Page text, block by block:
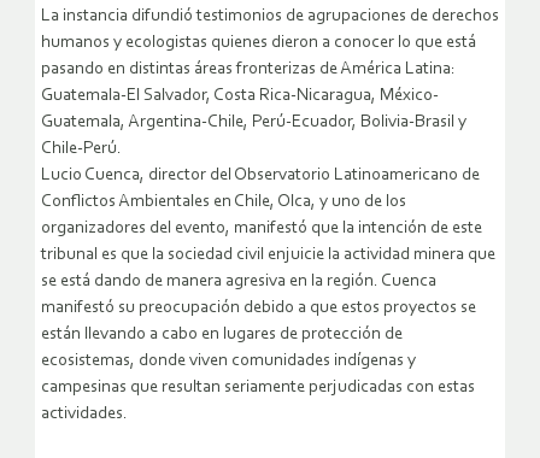
La instancia difundió testimonios de agrupaciones de derechos
humanos y ecologistas quienes dieron a conocer lo que está
pasando en distintas áreas fronterizas de América Latina:
Guatemala-El Salvador, Costa Rica-Nicaragua, México-
Guatemala, Argentina-Chile, Perú-Ecuador, Bolivia-Brasil y
Chile-Perú.
Lucio Cuenca, director del Observatorio Latinoamericano de
Conflictos Ambientales en Chile, Olca, y uno de los
organizadores del evento, manifestó que la intención de este
tribunal es que la sociedad civil enjuicie la actividad minera que
se está dando de manera agresiva en la región. Cuenca
manifestó su preocupación debido a que estos proyectos se
están llevando a cabo en lugares de protección de
ecosistemas, donde viven comunidades indígenas y
campesinas que resultan seriamente perjudicadas con estas
actividades.